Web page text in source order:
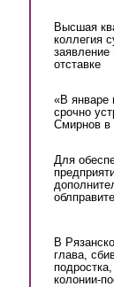
Высшая
коллегия
отставке
«В январе
срочно
Смирнов в
Для
В
глава,
колонии-